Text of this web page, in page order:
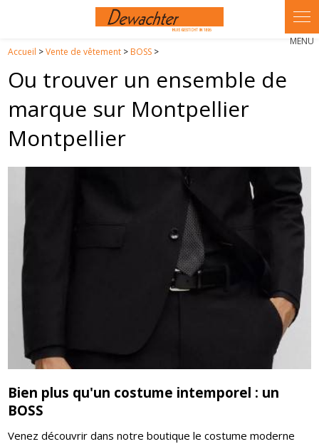
Accueil >Vente de vêtement > BOSS >
Ou trouver un ensemble de
marque sur Montpellier
Montpellier
Bien plus qu'un costume intemporel : un
BOSS
Venez découvrir dans notre boutique le costume moderne
Panneau de gestion des cookies